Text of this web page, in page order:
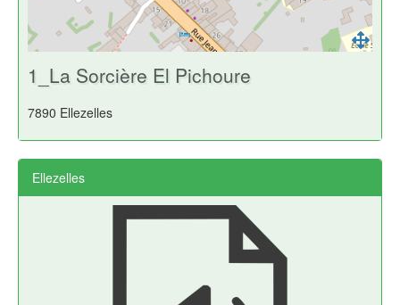
1_La Sorcière El Pichoure
7890 Ellezelles
Ellezelles